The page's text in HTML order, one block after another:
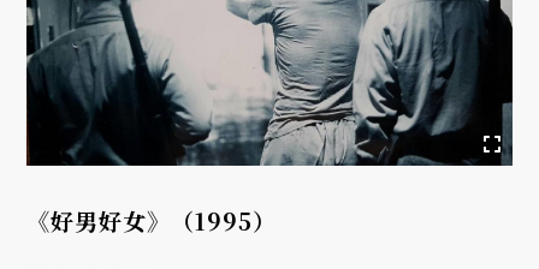
《好男好女》（1995）